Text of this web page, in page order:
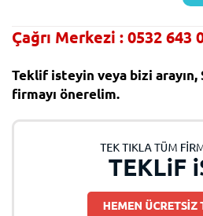
Çağrı Merkezi : 0532 643
Teklif isteyin veya bizi arayın,
firmayı önerelim.